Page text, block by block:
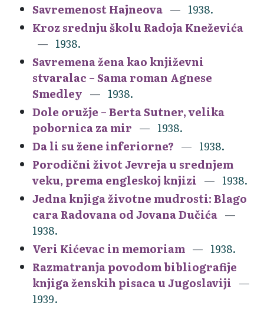
Savremenost Hajneova
1938.
Kroz srednju školu Radoja Kneževića
1938.
Savremena žena kao književni
stvaralac – Sama roman Agnese
Smedley
1938.
Dole oružje – Berta Sutner, velika
pobornica za mir
1938.
Da li su žene inferiorne?
1938.
Porodični život Jevreja u srednjem
veku, prema engleskoj knjizi
1938.
Jedna knjiga životne mudrosti: Blago
cara Radovana od Jovana Dučića
1938.
Veri Kićevac in memoriam
1938.
Razmatranja povodom bibliografije
knjiga ženskih pisaca u Jugoslaviji
1939.